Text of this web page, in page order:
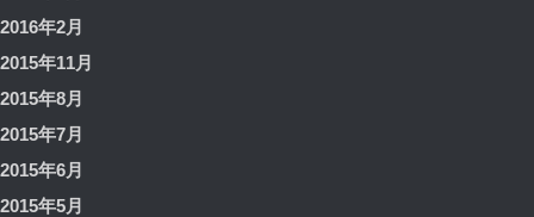
2016年2月
2015年11月
2015年8月
2015年7月
2015年6月
2015年5月